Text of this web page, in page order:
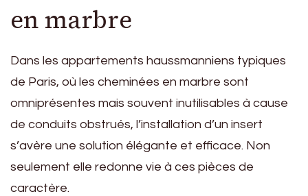
en marbre
Dans les appartements haussmanniens typiques
de Paris, où les cheminées en marbre sont
omniprésentes mais souvent inutilisables à cause
de conduits obstrués, l’installation d’un insert
s’avère une solution élégante et efficace. Non
seulement elle redonne vie à ces pièces de
caractère.